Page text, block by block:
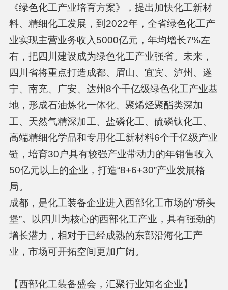
《绿色化工产业培育方案》，提出加快化工新材
料、精细化工发展，到2022年，全省绿色化工产
业实现主营业务收入5000亿元，年均增长7%左
右，把四川建设成为绿色化工产业强省。未来，
四川省将重点打造成都、眉山、宜宾、泸州、遂
宁、南充、广安、达州8个千亿级绿色化工产业基
地，形成石油炼化一体化、聚烯烃聚酯类深加
工、天然气精深加工、盐磷化工、硫磷钛化工、
高端精细化学品和专用化工新材料6个千亿级产业
链，培育30户具有较强产业带动力的年销售收入
50亿元以上的企业，打造“8+6+30”产业发展格
局。
成都，是化工装备企业进入西部化工市场的“桥头
堡”。以四川为核心的西部化工产业，具有强劲的
增长潜力，相对于已经成熟的东部沿海化工产
业，市场可开拓空间更加广阔。
【西部化工装备盛会，汇聚行业知名企业】